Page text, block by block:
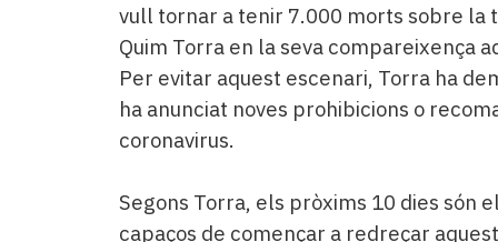
vull tornar a tenir 7.000 morts sobre la
Quim Torra en la seva compareixença
Per evitar aquest escenari, Torra ha
ha anunciat noves prohibicions o
coronavirus.
Segons Torra, els pròxims 10 dies són
capaços de començar a redreçar